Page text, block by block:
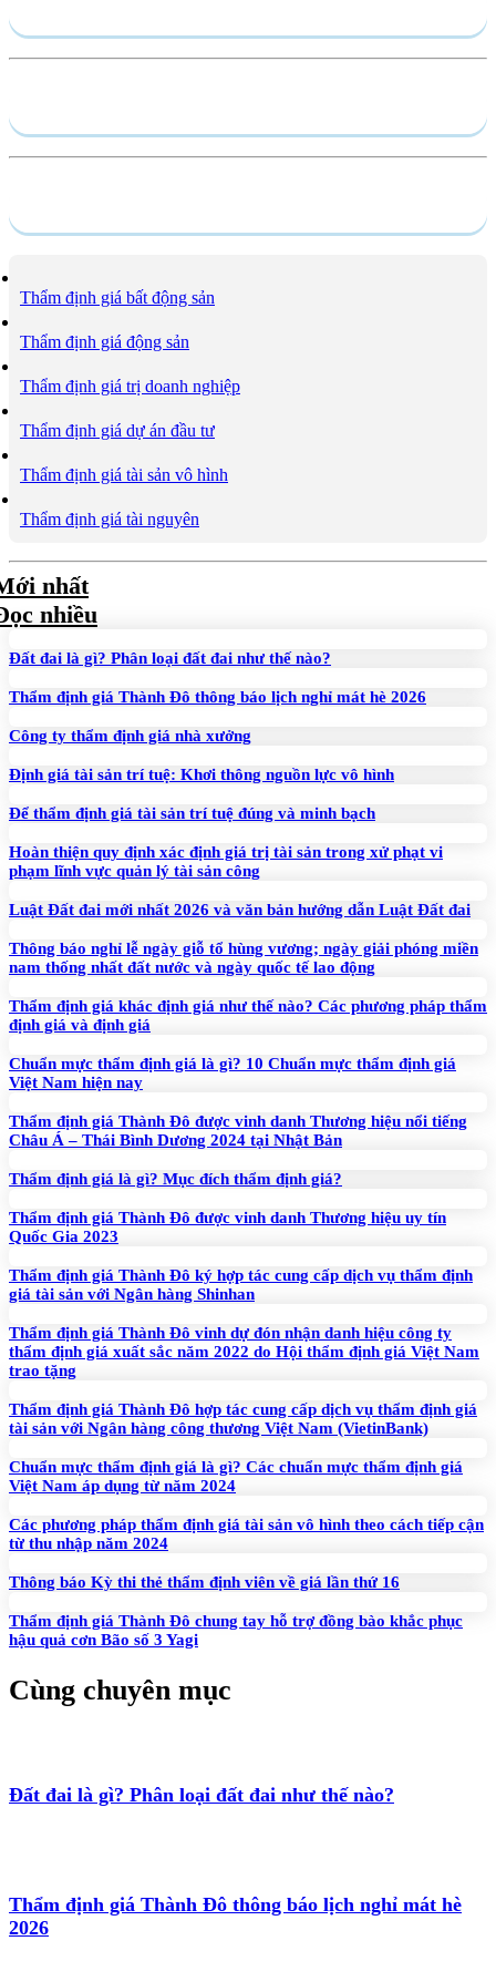
Thẩm định giá bất động sản
Thẩm định giá động sản
Thẩm định giá trị doanh nghiệp
Thẩm định giá dự án đầu tư
Thẩm định giá tài sản vô hình
Thẩm định giá tài nguyên
nhất
nhiều
Đất đai là gì? Phân loại đất đai như thế nào?
Thẩm định giá Thành Đô thông báo lịch nghỉ mát hè 2026
Công ty thẩm định giá nhà xưởng
Định giá tài sản trí tuệ: Khơi thông nguồn lực vô hình
Để thẩm định giá tài sản trí tuệ đúng và minh bạch
Hoàn thiện quy định xác định giá trị tài sản trong xử phạt vi
phạm lĩnh vực quản lý tài sản công
Luật Đất đai mới nhất 2026 và văn bản hướng dẫn Luật Đất đai
Thông báo nghỉ lễ ngày giỗ tổ hùng vương; ngày giải phóng miền
nam thống nhất đất nước và ngày quốc tế lao động
Thẩm định giá khác định giá như thế nào? Các phương pháp thẩm
định giá và định giá
Chuẩn mực thẩm định giá là gì? 10 Chuẩn mực thẩm định giá
Việt Nam hiện nay
Thẩm định giá Thành Đô được vinh danh Thương hiệu nổi tiếng
Châu Á – Thái Bình Dương 2024 tại Nhật Bản
Thẩm định giá là gì? Mục đích thẩm định giá?
Thẩm định giá Thành Đô được vinh danh Thương hiệu uy tín
Quốc Gia 2023
Thẩm định giá Thành Đô ký hợp tác cung cấp dịch vụ thẩm định
giá tài sản với Ngân hàng Shinhan
Thẩm định giá Thành Đô vinh dự đón nhận danh hiệu công ty
thẩm định giá xuất sắc năm 2022 do Hội thẩm định giá Việt Nam
trao tặng
Thẩm định giá Thành Đô hợp tác cung cấp dịch vụ thẩm định giá
tài sản với Ngân hàng công thương Việt Nam (VietinBank)
Chuẩn mực thẩm định giá là gì? Các chuẩn mực thẩm định giá
Việt Nam áp dụng từ năm 2024
Các phương pháp thẩm định giá tài sản vô hình theo cách tiếp cận
từ thu nhập năm 2024
Thông báo Kỳ thi thẻ thẩm định viên về giá lần thứ 16
Thẩm định giá Thành Đô chung tay hỗ trợ đồng bào khắc phục
hậu quả cơn Bão số 3 Yagi
Cùng chuyên mục
Đất đai là gì? Phân loại đất đai như thế nào?
Thẩm định giá Thành Đô thông báo lịch nghỉ mát hè
2026